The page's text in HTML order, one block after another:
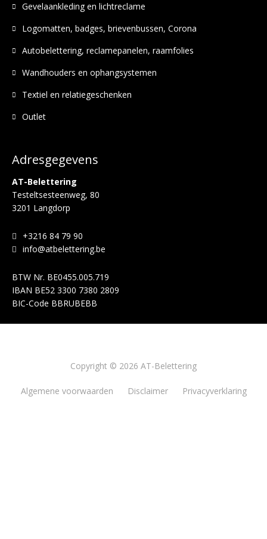
Adresgegevens
AT-Belettering
Testeltsesteenweg, 80
3201 Langdorp
+3216 84 79 90
info@atbelettering.be
BTW Nr. BE0455.005.719
IBAN BE52 3300 7380 2809
BIC-Code BBRUBEBB
Gevelaankleding en lichtreclame
Logomatten, badges, brievenbussen, Corona
Autobelettering, reclamepanelen, raamfolies
Wandhouders en ophangsystemen
Textiel en relatiegeschenken
Outlet
Copyright © 2026 AT-Belettering
Algemene voorwaarden Disclaimer Privacyverklaring